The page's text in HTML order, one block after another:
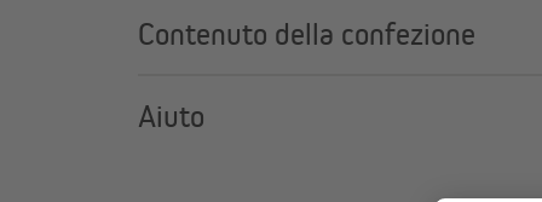
Contenuto della confezione
Aiuto